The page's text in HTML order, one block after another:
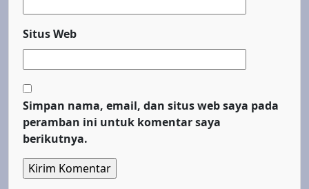
Situs Web
Simpan nama, email, dan situs web saya pada
peramban ini untuk komentar saya
berikutnya.